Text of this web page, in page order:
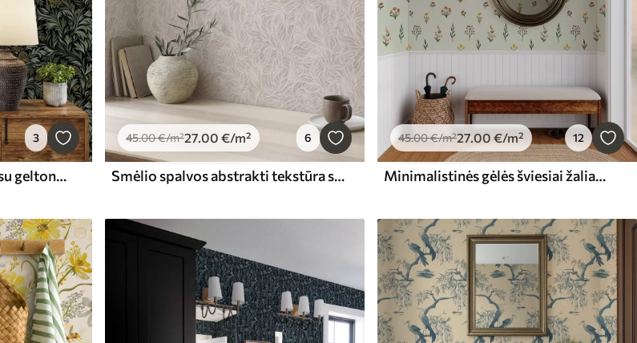
3
Tamsiai žali akanto lapai su geltonais kankorėžiais ant juodo fono
45.00€/m²27.00 €/m² 6
Smėlio spalvos abstrakti tekstūra su lygiomis lapų linijomis
45.00€/m²27.00 €/m² 12
Minimalistinės gėlės šviesiai žaliame fone